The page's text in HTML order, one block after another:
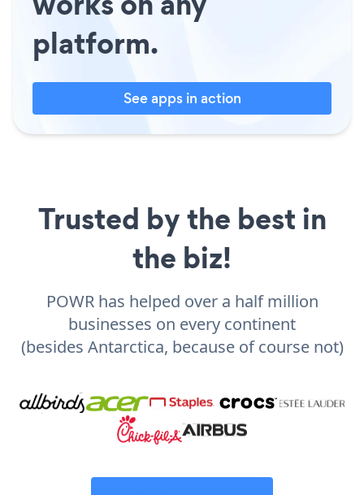
platform.
See apps in action
Trusted by the best in
the biz!
POWR has helped over a half million
businesses on every continent
(besides Antarctica, because of course not)